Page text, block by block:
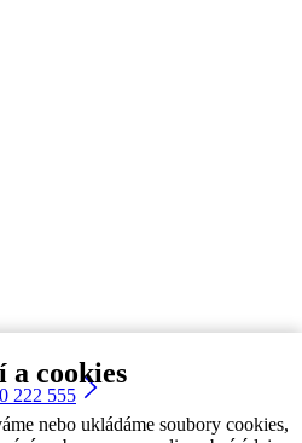
a cookies
nebo ukládáme soubory cookies,
222 555